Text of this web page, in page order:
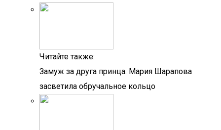
Читайте также:
Замуж за друга принца. Мария Шарапова
засветила обручальное кольцо